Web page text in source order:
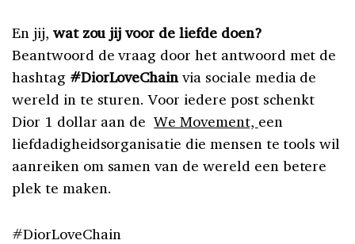
En jij, wat zou jij voor de liefde doen?
Beantwoord de vraag door het antwoord met de
hashtag #DiorLoveChain via sociale media de
wereld in te sturen. Voor iedere post schenkt
Dior 1 dollar aan deWe Movement, een
liefdadigheidsorganisatie die mensen te tools wil
aanreiken om samen van de wereld een betere
plek te maken.
#DiorLoveChain